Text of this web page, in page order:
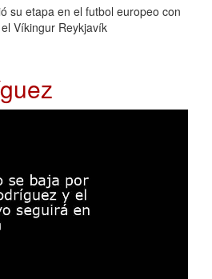
su etapa en el futbol europeo con
Víkingur Reykjavík